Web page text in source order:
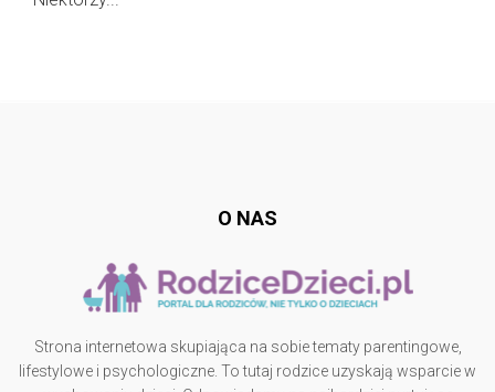
O NAS
Strona internetowa skupiająca na sobie tematy parentingowe,
lifestylowe i psychologiczne. To tutaj rodzice uzyskają wsparcie w